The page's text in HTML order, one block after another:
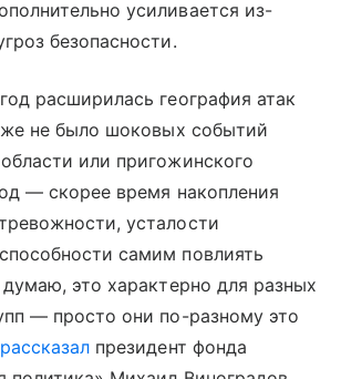
усиливается из-
безопасности.
расширилась география атак
не было шоковых событий
или пригожинского
— скорее время накопления
усталости
самим повлиять
это характерно для разных
— просто они по-разному это
рассказал президент фонда